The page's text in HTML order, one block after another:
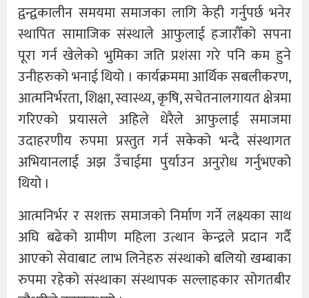
द्वन्द्वकालीन समयमा समाजका लागि केही गर्नुपर्छ भनेर
स्थापित सामाजिक संस्थाले आफुलाई हजारौँको सपना
पूरा गर्न खेलेको भुमिका जति प्रशंसा गरे पनि कम हुने
उनीहरुको भनाई थियो । कार्यक्रममा आर्थिक सबलीकरण,
आत्मनिर्भरता, शिक्षा, स्वास्थ्य, कृषि, सचेतनालगायत क्षेत्रमा
गरिएको प्रयासले अहिले धेरैले आफुलाई समाजमा
उदाहरणीय रुपमा प्रस्तुत गर्न सकेको भन्दै संस्थागत
अभियानलाई अझ उँचाईमा पुर्याउन अनुरोध गर्नुभएको
थियो ।
आत्मनिर्भर र सशक्त समाजको निर्माण गर्ने लक्ष्यका साथ
अघि बढेको ग्रामीण महिला उत्थान केन्द्रले प्रदान गर्दै
आएको सेवाबाट लाभ लिनेहरु संस्थाको बलियो खम्बाका
रुपमा रहेको संस्थाका संस्थापक सल्लाहकार सोगतबीर